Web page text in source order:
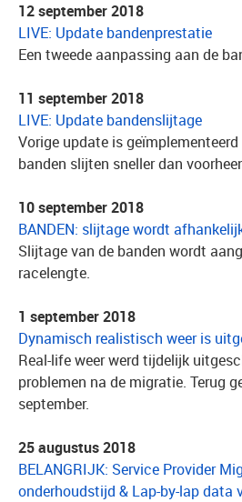
12 september 2018
LIVE: Update bandenprestatie
Een tweede aanpassing aan de
11 september 2018
LIVE: Update bandenslijtage
Vorige update is
banden slijten sneller dan
10 september 2018
BANDEN: slijtage wordt
Slijtage van de banden wordt
racelengte.
1 september 2018
Dynamisch realistisch weer is
Real-life weer werd tijdelijk
problemen na de migratie. Terug
september.
25 augustus 2018
BELANGRIJK: Service Provider
onderhoudstijd & Lap-by-lap data